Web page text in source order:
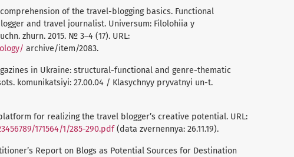
of the travel-blogging basics. Functional
and travel journalist. Universum: Filolohiia y
zhurn. 2015. № 3–4 (17). URL:
archive/item/2083.
in Ukraine: structural-functional and genre-thematic
komunikatsiyi: 27.00.04 / Klasychnyy pryvatnyi un-t.
for realizing the travel blogger’s creative potential. URL:
171564/1/285-290.pdf(data zvernennya: 26.11.19).
Report on Blogs as Potential Sources for Destination